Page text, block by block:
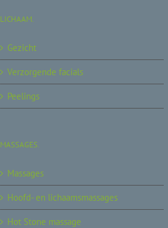
LICHAAM.
Gezicht
Verzorgende facials
Peelings
MASSAGES.
Massages
Hoofd- en lichaamsmassages
Hot Stone massage